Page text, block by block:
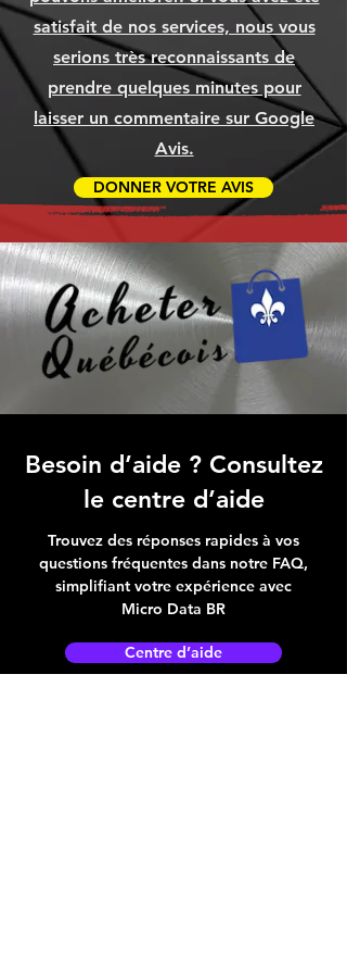
Ajouter au panier
Ajouter au panier
Ajouter au panier
satisfait de nos services, nous vous
serions très reconnaissants de
prendre quelques minutes pour
laisser un commentaire sur Google
Avis.
DONNER VOTRE AVIS
Besoin d’aide ? Consultez
le centre d’aide
Trouvez des réponses rapides à vos
questions fréquentes dans notre FAQ,
simplifiant votre expérience avec
Micro Data BR
Centre d’aide